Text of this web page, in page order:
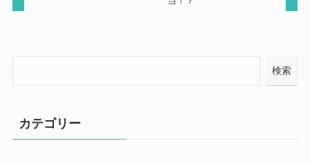
検索
カテゴリー